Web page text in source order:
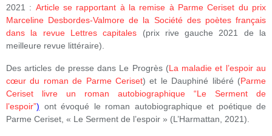
2021 : Article se rapportant à la remise à Parme Ceriset du prix
Marceline Desbordes-Valmore de la Société des poètes français
dans la revue Lettres capitales (prix rive gauche 2021 de la
meilleure revue littéraire).
Des articles de presse dans Le Progrès (La maladie et l’espoir au
cœur du roman de Parme Ceriset) et le Dauphiné libéré (Parme
Ceriset livre un roman autobiographique “Le Serment de
l’espoir”) ont évoqué le roman autobiographique et poétique de
Parme Ceriset, « Le Serment de l’espoir » (L’Harmattan, 2021).